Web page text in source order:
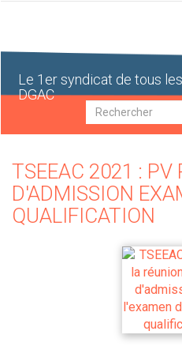
Le 1er syndicat de tous
DGAC
Recherche
TSEEAC 2021 : PV
D'ADMISSION
QUALIFICATION